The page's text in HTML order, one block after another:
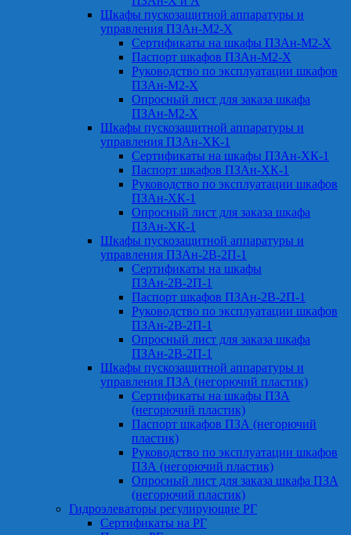
Шкафы пускозащитной аппаратуры и
управления ПЗАн-М2-Х
Сертификаты на шкафы ПЗАн-М2-Х
Паспорт шкафов ПЗАн-М2-Х
Руководство по эксплуатации шкафов
ПЗАн-М2-Х
Опросный лист для заказа шкафа
ПЗАн-М2-Х
Шкафы пускозащитной аппаратуры и
управления ПЗАн-ХК-1
Сертификаты на шкафы ПЗАн-ХК-1
Паспорт шкафов ПЗАн-ХК-1
Руководство по эксплуатации шкафов
ПЗАн-ХК-1
Опросный лист для заказа шкафа
ПЗАн-ХК-1
Шкафы пускозащитной аппаратуры и
управления ПЗАн-2В-2П-1
Сертификаты на шкафы
ПЗАн-2В-2П-1
Паспорт шкафов ПЗАн-2В-2П-1
Руководство по эксплуатации шкафов
ПЗАн-2В-2П-1
Опросный лист для заказа шкафа
ПЗАн-2В-2П-1
Шкафы пускозащитной аппаратуры и
управления ПЗА (негорючий пластик)
Сертификаты на шкафы ПЗА
(негорючий пластик)
Паспорт шкафов ПЗА (негорючий
пластик)
Руководство по эксплуатации шкафов
ПЗА (негорючий пластик)
Опросный лист для заказа шкафа ПЗА
(негорючий пластик)
Гидроэлеваторы регулирующие РГ
Сертификаты на РГ